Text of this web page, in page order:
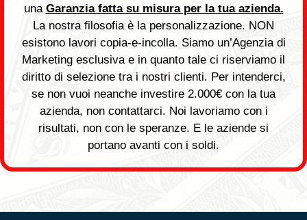
una Garanzia fatta su misura per la tua azienda.
La nostra filosofia è la personalizzazione. NON
esistono lavori copia-e-incolla. Siamo un’Agenzia di
Marketing esclusiva e in quanto tale ci riserviamo il
diritto di selezione tra i nostri clienti. Per intenderci,
se non vuoi neanche investire 2.000€ con la tua
azienda, non contattarci. Noi lavoriamo con i
risultati, non con le speranze. E le aziende si
portano avanti con i soldi.